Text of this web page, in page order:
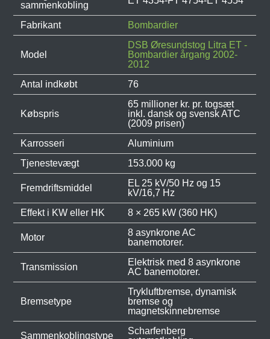
sammenkobling
Fabrikant Bombardier
Model
DSB Øresundstog Litra ET -
Bombardier årgang 2002-
2012
Antal indkøbt
76
Købspris
65 millioner kr. pr. togsæt
inkl. dansk og svensk ATC
(2009 prisen)
Karrosseri
Aluminium
Tjenestevægt
153.000 kg
Fremdriftsmiddel
EL 25 kV/50 Hz og 15
kV/16,7 Hz
Effekt i KW eller HK
8 × 265 kW (360 HK)
Motor
8 asynkrone AC
banemotorer.
Transmission
Elektrisk med 8 asynkrone
AC banemotorer.
Bremsetype
Trykluftbremse, dynamisk
bremse og
magnetskinnebremse
Sammenkoblingstype
Scharfenberg